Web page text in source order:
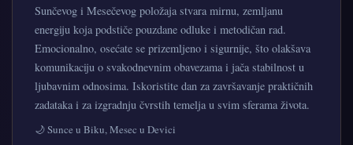
Sunčevog i Mesečevog položaja stvara mirnu, zemljanu
energiju koja podstiče pouzdane odluke i metodičan rad.
Emocionalno, osećate se prizemljeno i sigurnije, što olakšava
komunikaciju o svakodnevnim obavezama i jača stabilnost u
ljubavnim odnosima. Iskoristite dan za završavanje praktičnih
zadataka i za izgradnju čvrstih temelja u svim sferama života.
🌙 Sunce u Biku, Mesec u Devici